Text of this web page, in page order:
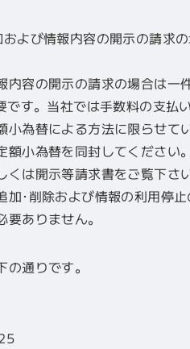
よび情報内容の開示の請求
内容の開示の請求の場合は一
す。当社では手数料の支払
小為替による方法に限らせて
額小為替を同封してください
くは開示等請求書をご覧下さ
加･削除および情報の利用停
ありません。
通りです。